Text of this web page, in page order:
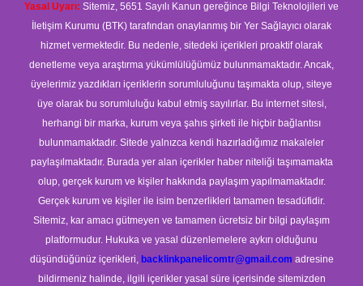
Yasal Uyarı: Sitemiz, 5651 Sayılı Kanun gereğince Bilgi Teknolojileri ve
İletişim Kurumu (BTK) tarafından onaylanmış bir Yer Sağlayıcı olarak
hizmet vermektedir. Bu nedenle, sitedeki içerikleri proaktif olarak
denetleme veya araştırma yükümlülüğümüz bulunmamaktadır. Ancak,
üyelerimiz yazdıkları içeriklerin sorumluluğunu taşımakta olup, siteye
üye olarak bu sorumluluğu kabul etmiş sayılırlar. Bu internet sitesi,
herhangi bir marka, kurum veya şahıs şirketi ile hiçbir bağlantısı
bulunmamaktadır. Sitede yalnızca kendi hazırladığımız makaleler
paylaşılmaktadır. Burada yer alan içerikler haber niteliği taşımamakta
olup, gerçek kurum ve kişiler hakkında paylaşım yapılmamaktadır.
Gerçek kurum ve kişiler ile isim benzerlikleri tamamen tesadüfidir.
Sitemiz, kar amacı gütmeyen ve tamamen ücretsiz bir bilgi paylaşım
platformudur. Hukuka ve yasal düzenlemelere aykırı olduğunu
düşündüğünüz içerikleri, backlinkpanelicomtr@gmail.com adresine
bildirmeniz halinde, ilgili içerikler yasal süre içerisinde sitemizden